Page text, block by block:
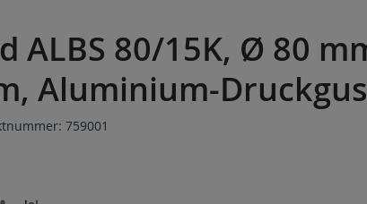
ALBS 80/15K, Ø 80
Aluminium-
759001